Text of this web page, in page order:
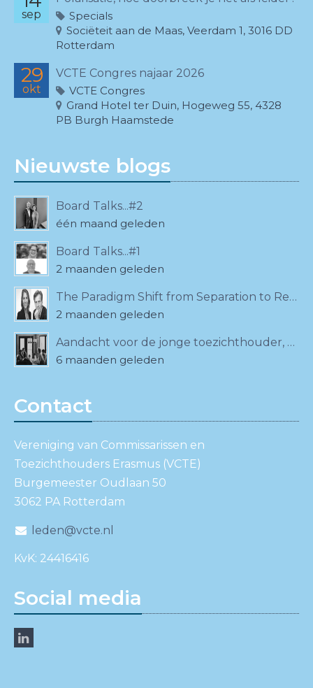
sep
Specials
Sociëteit aan de Maas, Veerdam 1, 3016 DD
Rotterdam
29
okt
VCTE Congres najaar 2026
VCTE Congres
Grand Hotel ter Duin, Hogeweg 55, 4328
PB Burgh Haamstede
Nieuwste blogs
Board Talks...#2
één maand geleden
Board Talks...#1
2 maanden geleden
The Paradigm Shift from Separation to Relationality
2 maanden geleden
Aandacht voor de jonge toezichthouder, ook bij de VCTE!
6 maanden geleden
Contact
Vereniging van Commissarissen en
Toezichthouders Erasmus (VCTE)
Burgemeester Oudlaan 50
3062 PA Rotterdam
leden@vcte.nl
KvK: 24416416
Social media